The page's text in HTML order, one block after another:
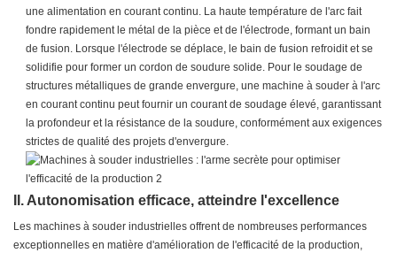
une alimentation en courant continu. La haute température de l'arc fait
fondre rapidement le métal de la pièce et de l'électrode, formant un bain
de fusion. Lorsque l'électrode se déplace, le bain de fusion refroidit et se
solidifie pour former un cordon de soudure solide. Pour le soudage de
structures métalliques de grande envergure, une machine à souder à l'arc
en courant continu peut fournir un courant de soudage élevé, garantissant
la profondeur et la résistance de la soudure, conformément aux exigences
strictes de qualité des projets d'envergure.
II. Autonomisation efficace, atteindre l'excellence
Les machines à souder industrielles offrent de nombreuses performances
exceptionnelles en matière d'amélioration de l'efficacité de la production,